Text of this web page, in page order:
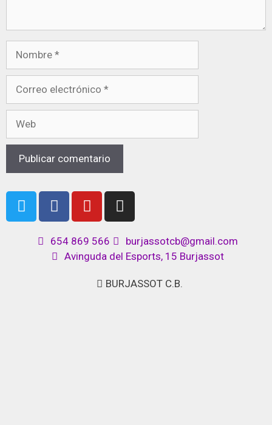
654 869 566
burjassotcb@gmail.com
Avinguda del Esports, 15 Burjassot
BURJASSOT C.B.